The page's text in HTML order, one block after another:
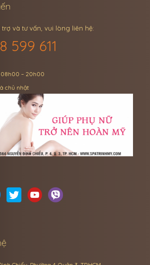
và tư vấn, vui lòng liên hệ:
599 611
08h00 – 20h00
chủ nhật